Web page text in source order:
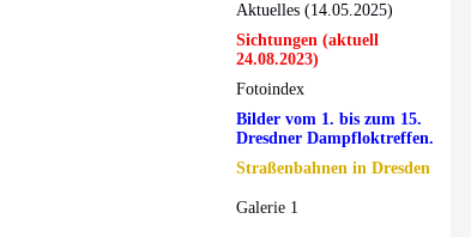
Aktuelles (14.05.2025)
Sichtungen (aktuell
24.08.2023)
Fotoindex
Bilder vom 1. bis zum 15.
Dresdner Dampfloktreffen.
Straßenbahnen in Dresden
Galerie 1